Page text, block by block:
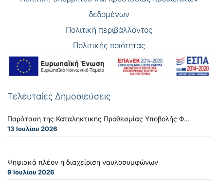
δεδομένων
Πολιτική περιβάλλοντος
Πολιτικής ποιότητας
Τελευταίες Δημοσιεύσεις
Παράταση της Καταληκτικής Προθεσμίας Υποβολής Φ...
13 Ιουλίου 2026
Ψηφιακά πλέον η διαχείριση ναυλοσυμφώνων
9 Ιουλίου 2026